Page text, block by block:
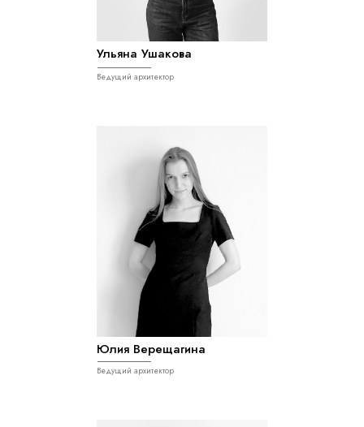
Ведущий архитектор
Юлия Верещагина
Ведущий архитектор
Ульяна Ушакова